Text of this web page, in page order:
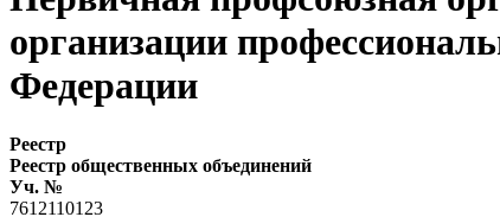
организации
Федерации
Реестр
Реестр общественных объединений
Уч. №
7612110123